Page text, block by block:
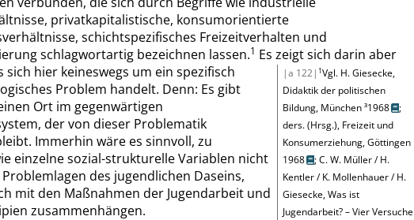
privatkapitalistische, konsumorientierte
schichtspezifisches Freizeitverhalten und
schlagwortartig bezeichnen lassen.1
|a 122| 1Vgl. H.Giesecke,
Didaktik der politischen
Bildung, München ³1968
;
ders.(Hrsg.), Freizeit und
Konsumerziehung, Göttingen
1968
;C. W. Müller/ H.
Kentler/ K. Mollenhauer/ H.
Giesecke, Was ist
Jugendarbeit? – Vier Versuche
Es zeigt sich darin aber
sich hier keineswegs um ein spezifisch
Problem handelt. Denn: Es gibt
Ort im gegenwärtigen
der von dieser Problematik
Immerhin wäre es sinnvoll, zu
einzelne sozial-strukturelle Variablen nicht
des jugendlichen Daseins,
mit den Maßnahmen der Jugendarbeit und
zusammenhängen.